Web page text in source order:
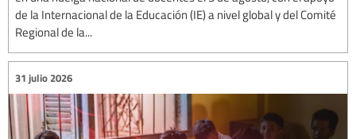
de la Internacional de la Educación (IE) a nivel global y del Comité
Regional de la...
31 julio 2026